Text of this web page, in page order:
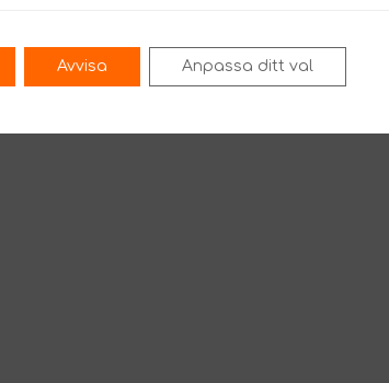
Avvisa Anpassa ditt val